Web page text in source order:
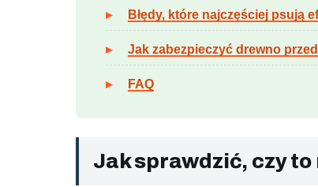
Błędy, które najczęściej psują
Jak zabezpieczyć drewno
FAQ
Jak sprawdzić, czy